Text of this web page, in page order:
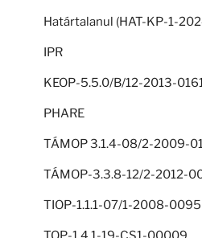
Határtalanul (HAT-KP-1-
IPR
KEOP-5.5.0/B/12-2013-
PHARE
TÁMOP 3.1.4-08/2-2009-
TÁMOP-3.3.8-12/2-2012-
TIOP-1.1.1-07/1-2008-0095